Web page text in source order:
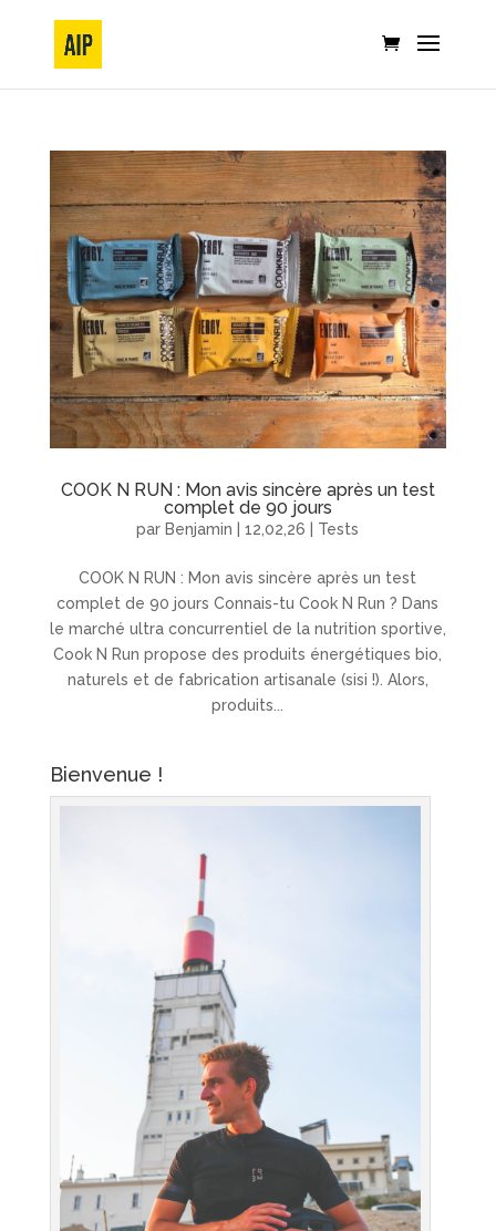
COOK N RUN : Mon avis sincère après un test
complet de 90 jours
par Benjamin |12,02,26 Tests
COOK N RUN : Mon avis sincère après un test
complet de 90 jours Connais-tu Cook N Run ? Dans
le marché ultra concurrentiel de la nutrition sportive,
Cook N Run propose des produits énergétiques bio,
naturels et de fabrication artisanale (sisi !). Alors,
produits...
Bienvenue !